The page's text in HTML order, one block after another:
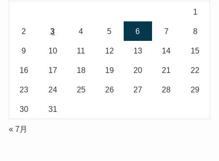
1
2 3 4 5 6 7 8
9 10 11 12 13 14 15
16 17 18 19 20 21 22
23 24 25 26 27 28 29
30 31
« 7月